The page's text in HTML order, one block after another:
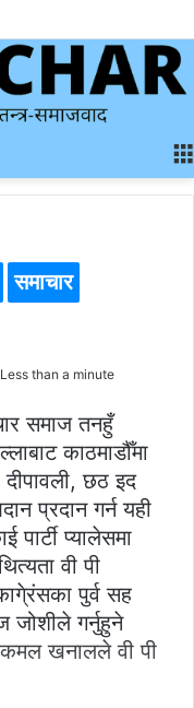
समाचार
Less than a minute
समाज तनहुँ
काठमाडौँमा
छठ इद
प्रदान गर्न यही
प्यालेसमा
वी पी
पुर्व सह
जोशीले गर्नुहुने
कमल खनालले वी पी